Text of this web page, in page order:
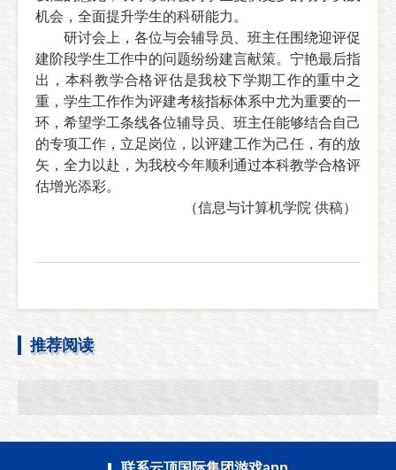
机会，全面提升学生的科研能力。
研讨会上，各位与会辅导员、班主任围绕迎评促
建阶段学生工作中的问题纷纷建言献策。宁艳最后指
出，本科教学合格评估是我校下学期工作的重中之
重，学生工作作为评建考核指标体系中尤为重要的一
环，希望学工条线各位辅导员、班主任能够结合自己
的专项工作， 立足岗位， 以评建工作为己任， 有的放
矢，全力以赴， 为我校今年顺利通过本科教学合格评
估增光添彩。
（信息与计算机学院 供稿）
推荐阅读